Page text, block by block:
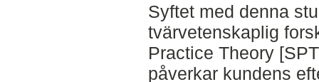
Syftet med denna
tvärvetenskaplig
Practice Theory
påverkar kundens